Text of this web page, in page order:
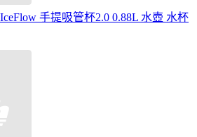
手提吸管杯2.0 0.88L 水壺 水杯